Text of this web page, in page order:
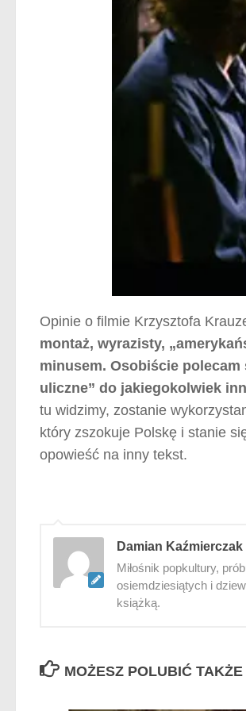
Opinie o filmie Krzysztofa
montaż, wyrazisty,
minusem. Osobiście polecam
uliczne” do jakiegokolwiek
tu widzimy, zostanie
który zszokuje Polskę i stanie
opowieść na inny tekst.
Damian Kaźmierczak
Miłośnik popkultury,
osiemdziesiątych i
książką.
MOŻESZ POLUBIĆ TAKŻE